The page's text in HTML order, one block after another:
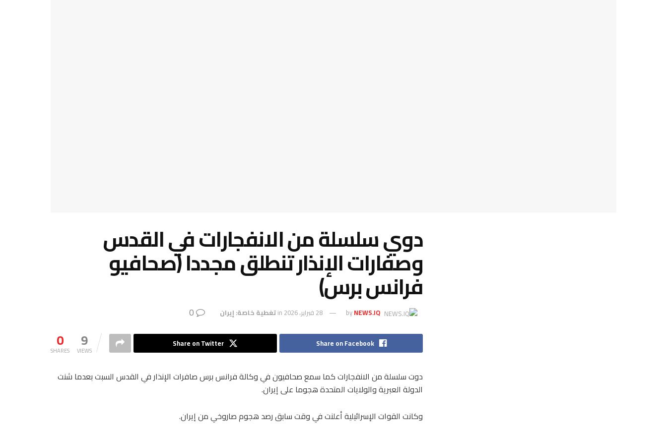
دوي سلسلة من الانفجارات في القدس
وصفارات الإنذار تنطلق مجددا (صحافيو
فرانس برس)
byNEWS.IQ 28 فبراير، 2026 inتغطية خاصة: إيران
0
SHARES 9
VIEWS
Share on Facebook
Share on Twitter
دوت سلسلة من الانفجارات كما سمع صحافيون في وكالة فرانس برس صافرات الإنذار في القدس السبت بعدما شنت
الدولة العبرية والولايات المتحدة هجوما على إيران.
وكانت القوات الإسرائيلية أعلنت في وقت سابق رصد هجوم صاروخي من إيران.